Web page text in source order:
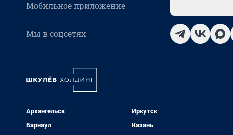
Мобильное приложение
Мы в соцсетях
Архангельск
Барнаул
Иркутск
Казань